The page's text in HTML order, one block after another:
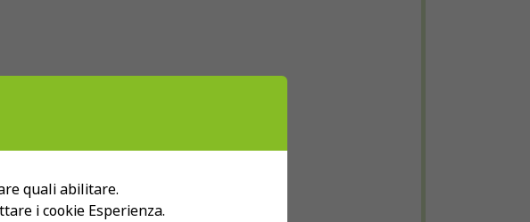
quali abilitare.
i cookie Esperienza.